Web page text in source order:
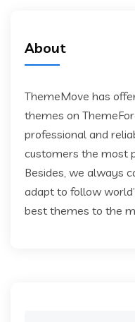
About
ThemeMove has
themes on
professional and
customers the most
Besides, we always
adapt to follow
best themes to the